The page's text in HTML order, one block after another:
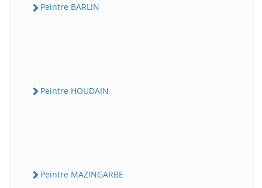
Peintre BARLIN
Peintre HOUDAIN
Peintre MAZINGARBE